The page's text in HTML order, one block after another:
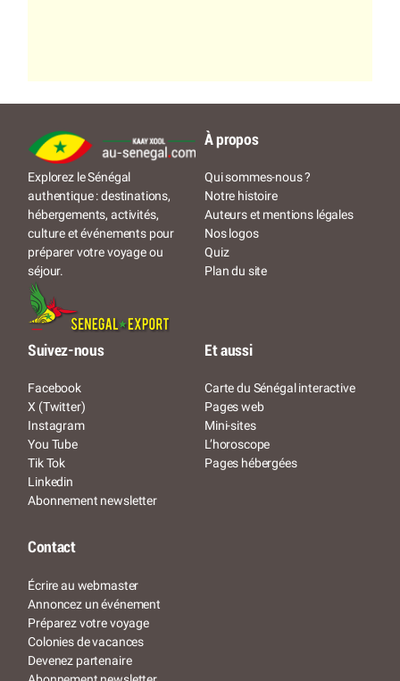
Explorez le Sénégal
authentique : destinations,
hébergements, activités,
culture et événements pour
préparer votre voyage ou
séjour.
À propos
Qui sommes-nous ?
Notre histoire
Auteurs et mentions légales
Nos logos
Quiz
Plan du site
Suivez-nous
Facebook
X (Twitter)
Instagram
You Tube
Tik Tok
Linkedin
Abonnement newsletter
Et aussi
Carte du Sénégal interactive
Pages web
Mini-sites
L’horoscope
Pages hébergées
Contact
Écrire au webmaster
Annoncez un événement
Préparez votre voyage
Colonies de vacances
Devenez partenaire